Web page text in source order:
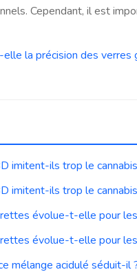
Cependant, il est
la précision des verres
imitent-ils trop le
imitent-ils trop le
évolue-t-elle pour
évolue-t-elle pour
mélange acidulé séduit-il